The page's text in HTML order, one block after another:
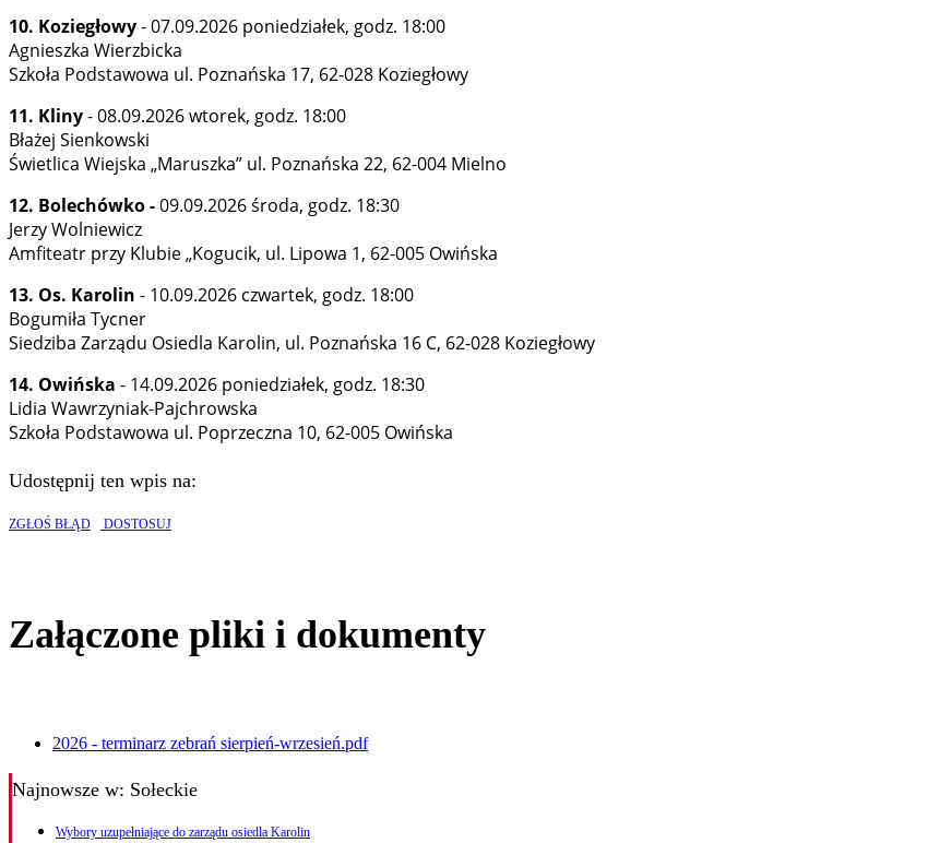
10. Koziegłowy- 07.09.2026 poniedziałek, godz. 18:00
Agnieszka Wierzbicka
Szkoła Podstawowa ul. Poznańska 17, 62-028 Koziegłowy
11. Kliny- 08.09.2026 wtorek, godz. 18:00
Błażej Sienkowski
Świetlica Wiejska „Maruszka” ul. Poznańska 22, 62-004 Mielno
12. Bolechówko -09.09.2026 środa, godz. 18:30
Jerzy Wolniewicz
Amfiteatr przy Klubie „Kogucik, ul. Lipowa 1, 62-005 Owińska
13. Os. Karolin - 10.09.2026 czwartek, godz. 18:00
Bogumiła Tycner
Siedziba Zarządu Osiedla Karolin, ul. Poznańska 16 C, 62-028 Koziegłowy
14. Owińska - 14.09.2026 poniedziałek, godz. 18:30
Lidia Wawrzyniak-Pajchrowska
Szkoła Podstawowa ul. Poprzeczna 10, 62-005 Owińska
Udostępnij ten wpis na:
ZGŁOŚ BŁĄD DOSTOSUJ
Załączone pliki i dokumenty
2026 - terminarz zebrań sierpień-wrzesień.pdf
Najnowsze w: Sołeckie
Wybory uzupełniające do zarządu osiedla Karolin